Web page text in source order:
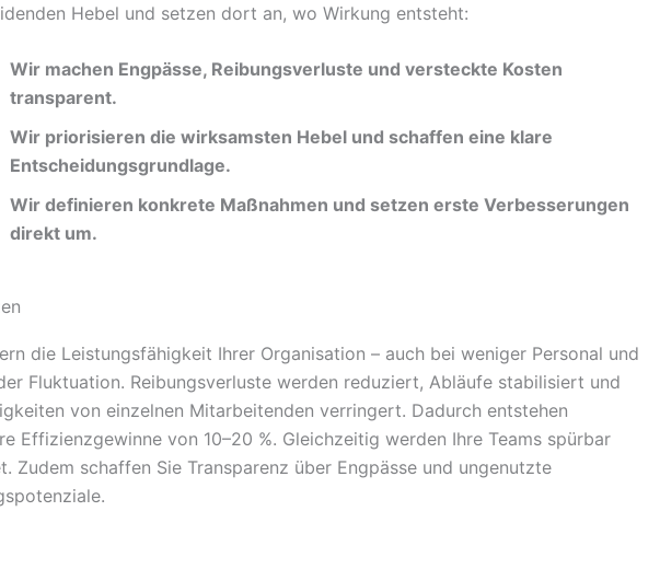
Hebel und setzen dort an, wo Wirkung entsteht:
Wir machen Engpässe, Reibungsverluste und versteckte Kosten
transparent.
Wir priorisieren die wirksamsten Hebel und schaffen eine klare
Entscheidungsgrundlage.
Wir definieren konkrete Maßnahmen und setzen erste Verbesserungen
direkt um.
die Leistungsfähigkeit Ihrer Organisation – auch bei weniger Personal und
Fluktuation. Reibungsverluste werden reduziert, Abläufe stabilisiert und
von einzelnen Mitarbeitenden verringert. Dadurch entstehen
Effizienzgewinne von 10–20 %. Gleichzeitig werden Ihre Teams spürbar
Zudem schaffen Sie Transparenz über Engpässe und ungenutzte